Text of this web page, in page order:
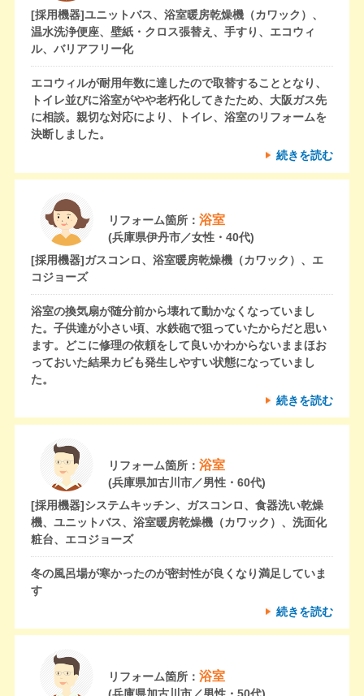
[採用機器]ユニットバス、浴室暖房乾燥機（カワック）、
温水洗浄便座、壁紙・クロス張替え、手すり、エコウィ
ル、バリアフリー化
エコウィルが耐用年数に達したので取替することとなり、
トイレ並びに浴室がやや老朽化してきたため、大阪ガス先
に相談。親切な対応により、トイレ、浴室のリフォームを
決断しました。
続きを読む
リフォーム箇所： 浴室
(兵庫県伊丹市／女性・40代)
[採用機器]ガスコンロ、浴室暖房乾燥機（カワック）、エ
コジョーズ
浴室の換気扇が随分前から壊れて動かなくなっていまし
た。子供達が小さい頃、水鉄砲で狙っていたからだと思い
ます。どこに修理の依頼をして良いかわからないままほお
っておいた結果カビも発生しやすい状態になっていまし
た。
続きを読む
リフォーム箇所： 浴室
(兵庫県加古川市／男性・60代)
[採用機器]システムキッチン、ガスコンロ、食器洗い乾燥
機、ユニットバス、浴室暖房乾燥機（カワック）、洗面化
粧台、エコジョーズ
冬の風呂場が寒かったのが密封性が良くなり満足していま
す
続きを読む
リフォーム箇所： 浴室